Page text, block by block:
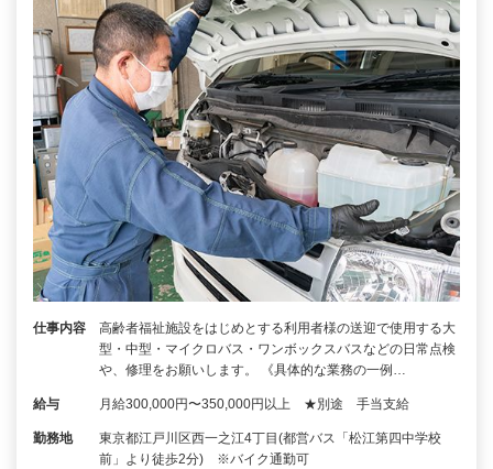
仕事内容
高齢者福祉施設をはじめとする利用者様の送迎で使用する大
型・中型・マイクロバス・ワンボックスバスなどの日常点検
や、修理をお願いします。 《具体的な業務の一例…
給与 月給300,000円〜350,000円以上 ★別途 手当支給
勤務地
東京都江戸川区西一之江4丁目(都営バス「松江第四中学校
前」より徒歩2分) ※バイク通勤可